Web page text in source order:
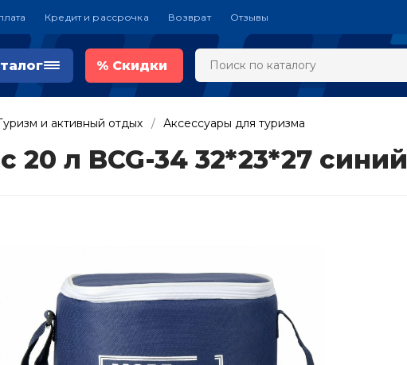
Кредит и рассрочка Возврат Отзывы
% Скидки
и активный отдых Аксессуары для туризма
20 л BCG-34 32*23*27 синий